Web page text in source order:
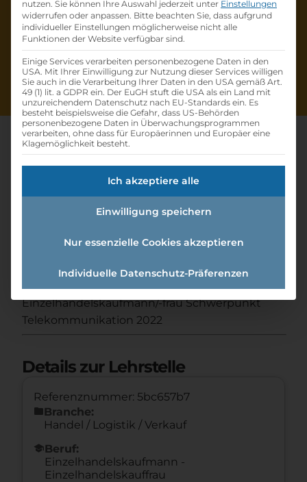
Firmenprofil besuchen
Andere Lehrstelle suchen
Einzelhandelskaufmann/-frau
Schwerpunkt
Telekommunikation 2022
Home»Offene Lehrstellen»Lehre
Einzelhandelskaufmann/-frau Schwerpunkt
Telekommunikation 2022
Details zur Lehrstelle
Referenznummer: 5bc657b7
folderBranche:
Handel / Logistik / Verkauf
schoolBeruf:
Einzelhandelskaufmann -
Einzelhandelskauffrau
nutzen. Sie können Ihre Auswahl jederzeit unter Einstellungen
widerrufen oder anpassen. Bitte beachten Sie, dass aufgrund
individueller Einstellungen möglicherweise nicht alle
Funktionen der Website verfügbar sind.
Einige Services verarbeiten personenbezogene Daten in den
USA. Mit Ihrer Einwilligung zur Nutzung dieser Services willigen
Sie auch in die Verarbeitung Ihrer Daten in den USA gemäß Art.
49 (1) lit. a GDPR ein. Der EuGH stuft die USA als ein Land mit
unzureichendem Datenschutz nach EU-Standards ein. Es
besteht beispielsweise die Gefahr, dass US-Behörden
personenbezogene Daten in Überwachungsprogrammen
verarbeiten, ohne dass für Europäerinnen und Europäer eine
Klagemöglichkeit besteht.
Ich akzeptiere alle
Einwilligung speichern
Nur essenzielle Cookies akzeptieren
Individuelle Datenschutz-Präferenzen